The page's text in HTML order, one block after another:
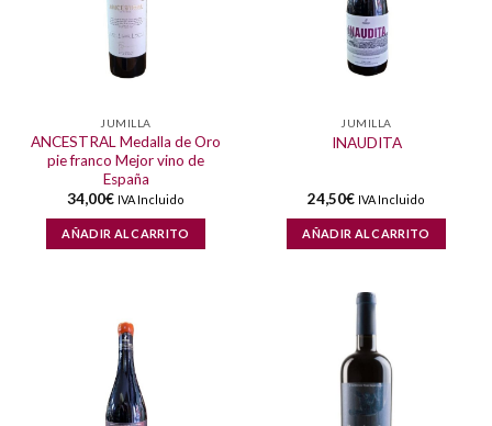
JUMILLA
ANCESTRAL Medalla de Oro
pie franco Mejor vino de
España
34,00€ IVA Incluido
AÑADIR AL CARRITO
JUMILLA
INAUDITA
24,50€ IVA Incluido
AÑADIR AL CARRITO